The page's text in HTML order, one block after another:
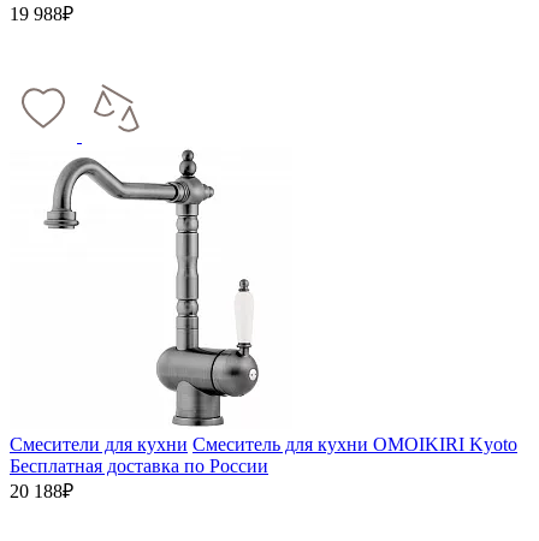
19 988₽
Смесители для кухни Смеситель для кухни OMOIKIRI Kyoto
Бесплатная доставка по России
20 188₽